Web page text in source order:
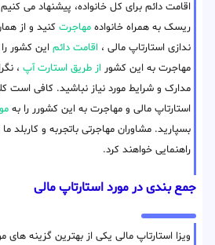
اقامت دائم برای کل خانواده، پیشنهاد می
ریسک به همراه خانواده مهاجرت کنید و از
ندازی استارتاپ مالی ، اقامت دائم این کشور
مهاجرت به این کشور از طریق استارت آپ ،
مدارک و شرایط مورد نیاز نباشید. کافی است
استارتاپ مالی و مهاجرت به این کشورر را به
بسپارید. مشاوران مهاجرتی باتجربه و کاربلد
راهنمایی خواهند کرد.
جمع بندی در مورد استارتاپ مالی
ویزا استارتاپ مالی یکی از بهترین گزینه های